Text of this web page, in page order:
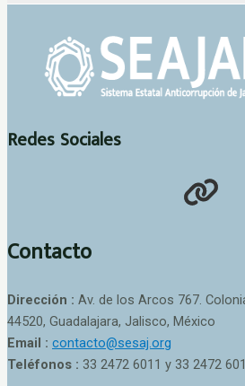
Redes Sociales
Contacto
Dirección : Av. de los Arcos 767.
44520, Guadalajara, Jalisco, México
Email : contacto@sesaj.org
Teléfonos : 33 2472 6011 y 33 2472